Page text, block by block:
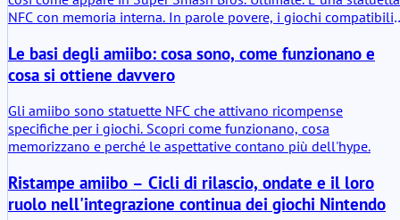
NFC con memoria interna. In parole povere, i giochi compatibili
è pratico: può trasportare i dati salvati dei lottatori e può
controlli di sblocco laddove un gioco supporti le funzionalità
amiibo.
Le basi degli amiibo: cosa sono, come funzionano e
cosa si ottiene davvero
Gli amiibo sono statuette NFC che attivano ricompense
specifiche per i giochi. Scopri come funzionano, cosa
memorizzano e perché le aspettative contano più dell'hype.
Ristampe amiibo – Cicli di rilascio, ondate e il loro
ruolo nell'integrazione continua dei giochi Nintendo